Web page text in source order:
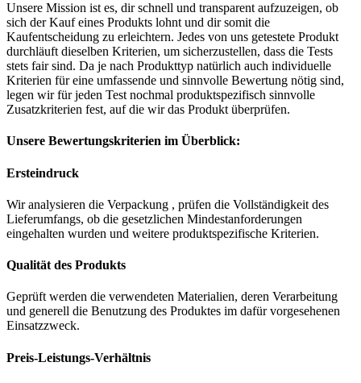
Unsere Mission ist es, dir schnell und transparent aufzuzeigen, ob
sich der Kauf eines Produkts lohnt und dir somit die
Kaufentscheidung zu erleichtern. Jedes von uns getestete Produkt
durchläuft dieselben Kriterien, um sicherzustellen, dass die Tests
stets fair sind. Da je nach Produkttyp natürlich auch individuelle
Kriterien für eine umfassende und sinnvolle Bewertung nötig sind,
legen wir für jeden Test nochmal produktspezifisch sinnvolle
Zusatzkriterien fest, auf die wir das Produkt überprüfen.
Unsere Bewertungskriterien im Überblick:
Ersteindruck
Wir analysieren die Verpackung , prüfen die Vollständigkeit des
Lieferumfangs, ob die gesetzlichen Mindestanforderungen
eingehalten wurden und weitere produktspezifische Kriterien.
Qualität des Produkts
Geprüft werden die verwendeten Materialien, deren Verarbeitung
und generell die Benutzung des Produktes im dafür vorgesehenen
Einsatzzweck.
Preis-Leistungs-Verhältnis